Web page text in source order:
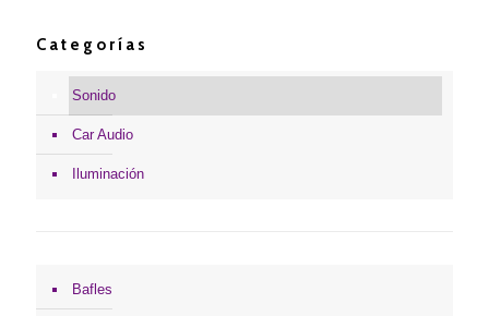
Categorías
Sonido
Car Audio
Iluminación
Bafles